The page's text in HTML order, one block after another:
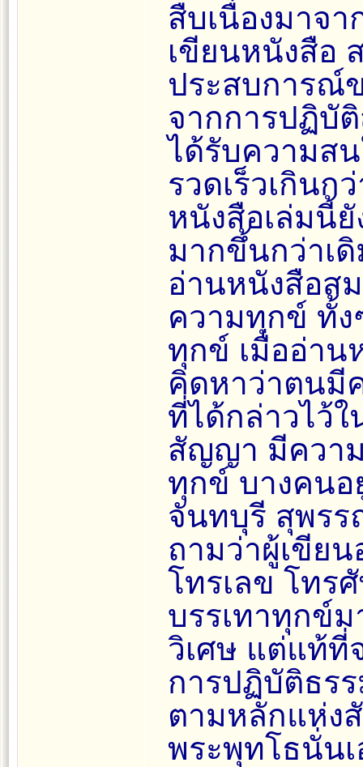
สืบเนื่องมาจา
เขียนหนังสือ
ประสบการณ์
จากการปฏิบั
ได้รับความสน
รวดเร็วเกินก
หนังสือเล่มนี้
มากขึ้นกว่าเ
อ่านหนังสือส
ความทุกข์ ทั้
ทุกข์ เมื่ออ่าน
คิดหาว่าตนมี
ที่ได้กล่าวไว้
สัญญา มีควา
ทุกข์ บางคนอ
จันทบุรี สุพรร
ถามว่าผู้เขีย
โทรเลข โทร
บรรเทาทุกข์ม
วิเศษ แต่แท้ที่
การปฏิบัติธร
ตามหลักแห่ง
พระพุทโธนั่นเ